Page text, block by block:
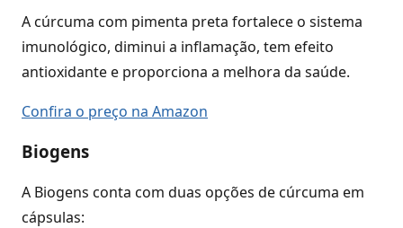
A cúrcuma com pimenta preta fortalece o sistema
imunológico, diminui a inflamação, tem efeito
antioxidante e proporciona a melhora da saúde.
Confira o preço na Amazon
Biogens
A Biogens conta com duas opções de cúrcuma em
cápsulas: